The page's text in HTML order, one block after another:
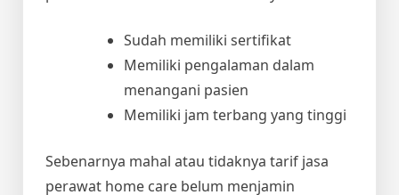
Sudah memiliki sertifikat
Memiliki pengalaman dalam
menangani pasien
Memiliki jam terbang yang tinggi
Sebenarnya mahal atau tidaknya tarif jasa
perawat home care belum menjamin